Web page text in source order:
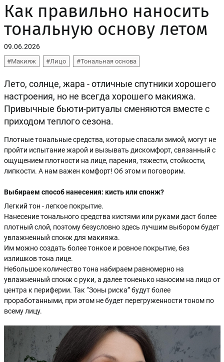
Как правильно наносить
тональную основу летом
09.06.2026
#Макияж #Лицо #Тональная основа
Лето, солнце, жара - отличные спутники хорошего
настроения, но не всегда хорошего макияжа.
Привычные бьюти-ритуалы сменяются вместе с
приходом теплого сезона.
Плотные тональные средства, которые спасали зимой, могут не
пройти испытание жарой и вызывать дискомфорт, связанный с
ощущением плотности на лице, парения, тяжести, стойкости,
липкости. А нам важен комфорт! Об этом и поговорим.
Выбираем способ нанесения: кисть или спонж?
Легкий тон - легкое покрытие.
Нанесение тонального средства кистями или руками даст более
плотный слой, поэтому безусловно здесь лучшим выбором будет
увлажненный спонж для макияжа.
Им можно создать более тонкое и ровное покрытие, без
излишков тона лице.
Небольшое количество тона набираем равномерно на
увлажненный спонж с руки, а далее тоненько наносим на лицо от
центра к периферии. Так “Зоны риска” будут более
проработанными, при этом не будет перегруженности тоном по
всему лицу.